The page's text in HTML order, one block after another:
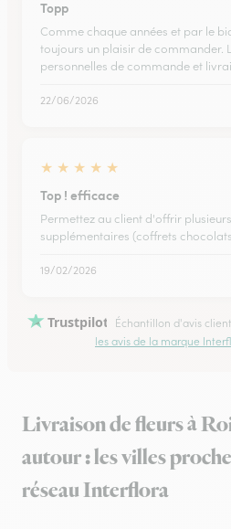
Topp
Comme chaque années et par le
toujours un plaisir de commander.
personnelles de commande et
22/06/2026
★ ★ ★ ★ ★
Top ! efficace
Permettez au client d'offrir
supplémentaires (coffrets
19/02/2026
Trustpilot Échantillon d'avis
les avis de la marque
Livraison de fleurs à
autour : les villes
réseau Interflora